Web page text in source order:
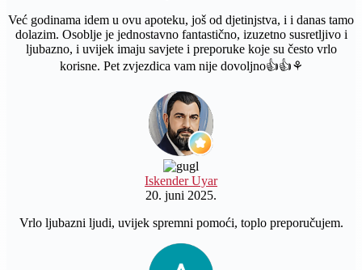
Već godinama idem u ovu apoteku, još od djetinjstva, i i danas tamo
dolazim. Osoblje je jednostavno fantastično, izuzetno susretljivo i
ljubazno, i uvijek imaju savjete i preporuke koje su često vrlo
korisne. Pet zvjezdica vam nije dovoljno👍👍⚘️
Iskender Uyar
20. juni 2025.
Vrlo ljubazni ljudi, uvijek spremni pomoći, toplo preporučujem.